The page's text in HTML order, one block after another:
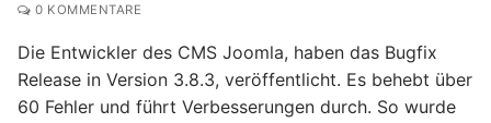
0 KOMMENTARE
Die Entwickler des CMS Joomla, haben das Bugfix
Release in Version 3.8.3, veröffentlicht. Es behebt über
60 Fehler und führt Verbesserungen durch. So wurde